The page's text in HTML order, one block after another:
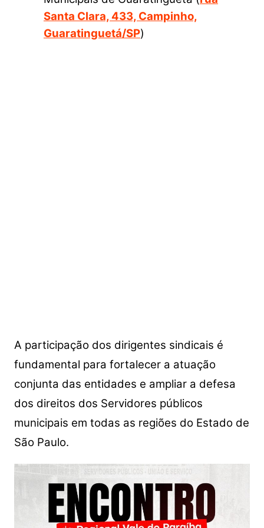
Santa Clara, 433, Campinho,
Guaratinguetá/SP)
A participação dos dirigentes sindicais é
fundamental para fortalecer a atuação
conjunta das entidades e ampliar a defesa
dos direitos dos Servidores públicos
municipais em todas as regiões do Estado de
São Paulo.